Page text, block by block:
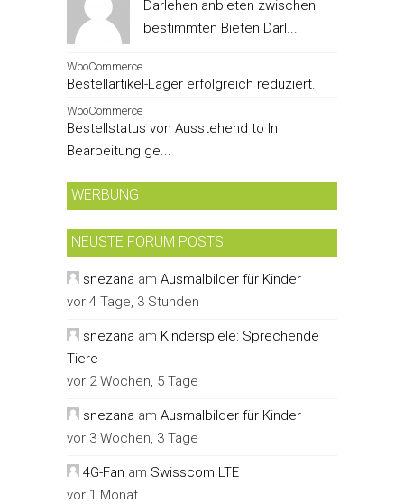
Darlehen anbieten zwischen
bestimmten Bieten Darl...
WooCommerce
Bestellartikel-Lager erfolgreich reduziert.
WooCommerce
Bestellstatus von Ausstehend to In
Bearbeitung ge...
WERBUNG
NEUSTE FORUM POSTS
snezana am Ausmalbilder für Kinder
vor 4 Tage, 3 Stunden
snezana am Kinderspiele: Sprechende
Tiere
vor 2 Wochen, 5 Tage
snezana am Ausmalbilder für Kinder
vor 3 Wochen, 3 Tage
4G-Fan am Swisscom LTE
vor 1 Monat